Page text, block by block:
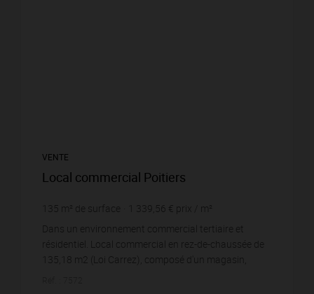
VENTE
Local commercial Poitiers
135 m² de surface 1 339,56 € prix / m²
Dans un environnement commercial tertiaire et
résidentiel. Local commercial en rez-de-chaussée de
135,18 m2 (Loi Carrez), composé d'un magasin,